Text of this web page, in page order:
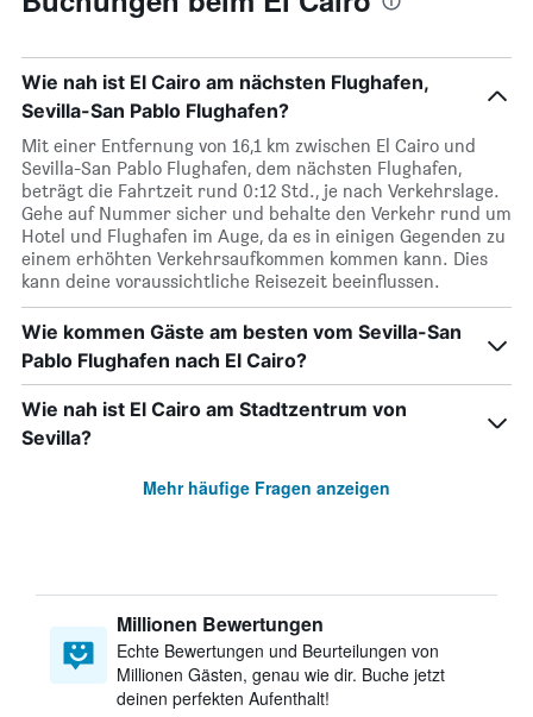
Wie nah ist El Cairo am nächsten Flughafen,
Sevilla-San Pablo Flughafen?
Mit einer Entfernung von 16,1 km zwischen El Cairo und
Sevilla-San Pablo Flughafen, dem nächsten Flughafen,
beträgt die Fahrtzeit rund 0:12 Std., je nach Verkehrslage.
Gehe auf Nummer sicher und behalte den Verkehr rund um
Hotel und Flughafen im Auge, da es in einigen Gegenden zu
einem erhöhten Verkehrsaufkommen kommen kann. Dies
kann deine voraussichtliche Reisezeit beeinflussen.
Wie kommen Gäste am besten vom Sevilla-San
Pablo Flughafen nach El Cairo?
Wie nah ist El Cairo am Stadtzentrum von
Sevilla?
Mehr häufige Fragen anzeigen
Millionen Bewertungen
Echte Bewertungen und Beurteilungen von
Millionen Gästen, genau wie dir. Buche jetzt
deinen perfekten Aufenthalt!